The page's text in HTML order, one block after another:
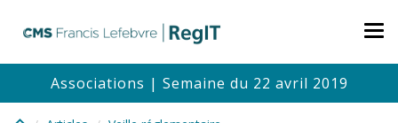
content
Associations | Semaine du 22 avril 2019